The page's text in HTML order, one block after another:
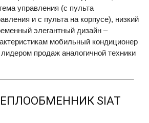
управления (с пульта
и с пульта на корпусе), низкий
элегантный дизайн –
мобильный кондиционер
продаж аналогичной техники
SIAT